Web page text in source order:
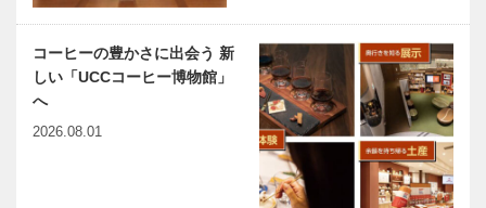
神大病院の魅
力はココだ！
Vol.35 神戸
出会いと学びの旅から
Vol.09
連載エッセイ
／喫茶店の書
斎から100
コーヒーの豊かさに出会う 新
しい「UCCコーヒー博物館」
へ
2026.08.01